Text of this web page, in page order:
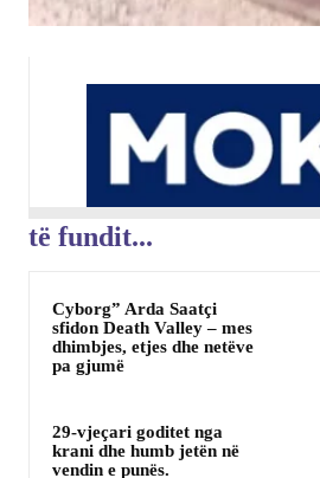
të fundit...
Cyborg” Arda Saatçi
sfidon Death Valley – mes
dhimbjes, etjes dhe netëve
pa gjumë
29-vjeçari goditet nga
krani dhe humb jetën në
vendin e punës.